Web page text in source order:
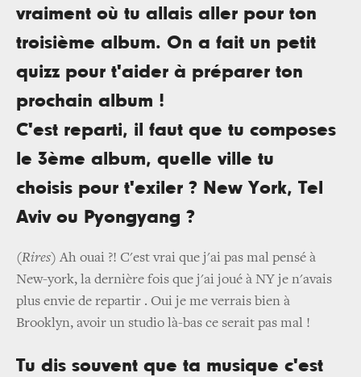
vraiment où tu allais aller pour ton
troisième album. On a fait un petit
quizz pour t'aider à préparer ton
prochain album !
C'est reparti, il faut que tu composes
le 3ème album, quelle ville tu
choisis pour t'exiler ? New York, Tel
Aviv ou Pyongyang ?
(Rires) Ah ouai ?! C'est vrai que j'ai pas mal pensé à
New-york, la dernière fois que j'ai joué à NY je n'avais
plus envie de repartir . Oui je me verrais bien à
Brooklyn, avoir un studio là-bas ce serait pas mal !
Tu dis souvent que ta musique c'est